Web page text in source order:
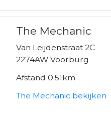
The Mechanic
Van Leijdenstraat 2C
2274AW Voorburg
Afstand 0.51km
The Mechanic bekijken